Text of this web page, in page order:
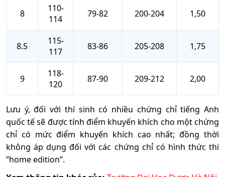
8
110-
114
79-82 200-204 1,50
8.5
115-
117
83-86 205-208 1,75
9
118-
120
87-90 209-212 2,00
Lưu ý, đối với thí sinh có nhiều chứng chỉ tiếng Anh
quốc tế sẽ được tính điểm khuyến khích cho một chứng
chỉ có mức điểm khuyến khích cao nhất; đồng thời
không áp dụng đối với các chứng chỉ có hình thức thi
”home edition”.